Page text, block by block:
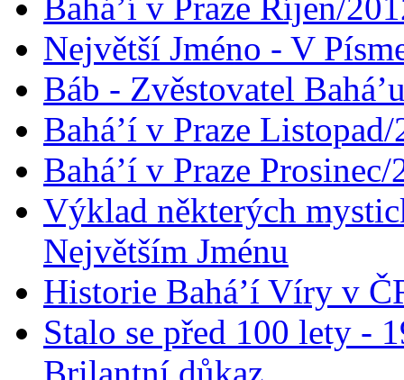
Největší Jméno - V
Báb - Zvěstovatel
Bahá’í v Praze
Bahá’í v Praze Prosinec/
Výklad některých
Největším Jménu
Historie Bahá’í Víry v
Stalo se před 100 lety -